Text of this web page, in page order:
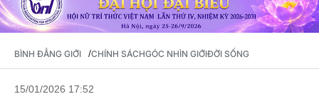
BÌNH ĐẲNG GIỚI /CHÍNH SÁCHGÓC NHÌN GIỚIĐỜI SỐNG
15/01/2026 17:52